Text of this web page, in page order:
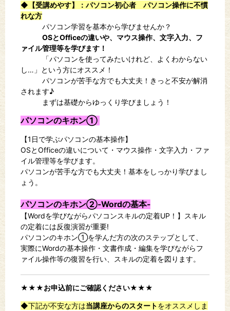
◆【受講めやす】
：パソコン初心者 パソコン操作に不慣
れな方
パソコン学習を基本から学びませんか？
OSとOfficeの違いや、マウス操作、文字入力、フ
ァイル管理等を学びます！
「パソコンを使ってみたいけれど、よくわからない
し…」という方にオススメ！
パソコンが苦手な方でも大丈夫！きっと不安が解消
されます♪
まずは基礎からゆっくり学びましょう！
パソコンのキホン①
【1 日で学ぶパソコンの基本操作】
OSとOfficeの違いについて・マウス操作・文字入力 ・ ファ
イル管理等を学びます。
パソコンが苦手な方でも大丈夫！基本をしっかり学びまし
ょう。
パソコンのキホン②-Wordの基本-
【Wordを学びながらパソコンスキルの定着UP ！ 】
スキル
の定着には反復演習が重要!
パソコンのキホン①を学んだ方の次のステップとして、
実際にWordの基本操作・文書作成・編集を学びながらフ
ァイル操作等の復習を行い、スキルの定着を図ります。
★★★お申込前にご確認ください★★★
◆下記が不安な方は当講座からのスタートをオススメしま